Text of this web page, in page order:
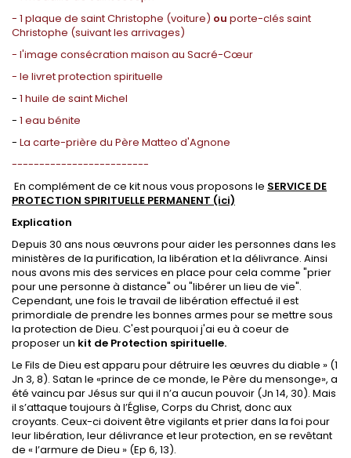
- 1 plaque de saint Christophe (voiture) ou porte-clés saint
Christophe (suivant les arrivages)
- l'image consécration maison au Sacré-Cœur
- le livret protection spirituelle
- 1 huile de saint Michel
- 1 eau bénite
- La carte-prière du Père Matteo d'Agnone
-------------------------
En complément de ce kit nous vous proposons le SERVICE DE
PROTECTION SPIRITUELLE PERMANENT (ici)
Explication
Depuis 30 ans nous œuvrons pour aider les personnes dans les
ministères de la purification, la libération et la délivrance. Ainsi
nous avons mis des services en place pour cela comme "prier
pour une personne à distance" ou "libérer un lieu de vie".
Cependant, une fois le travail de libération effectué il est
primordiale de prendre les bonnes armes pour se mettre sous
la protection de Dieu. C'est pourquoi j'ai eu à coeur de
proposer un kit de Protection spirituelle.
Le Fils de Dieu est apparu pour détruire les œuvres du diable » (1
Jn 3, 8). Satan le «prince de ce monde, le Père du mensonge», a
été vaincu par Jésus sur qui il n’a aucun pouvoir (Jn 14, 30). Mais
il s’attaque toujours à l’Église, Corps du Christ, donc aux
croyants. Ceux-ci doivent être vigilants et prier dans la foi pour
leur libération, leur délivrance et leur protection, en se revêtant
de « l’armure de Dieu » (Ep 6, 13).